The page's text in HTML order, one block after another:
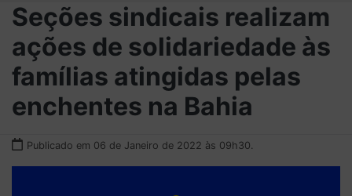
Seções sindicais realizam
ações de solidariedade às
famílias atingidas pelas
enchentes na Bahia
Publicado em 06 de Janeiro de 2022 às 09h30.